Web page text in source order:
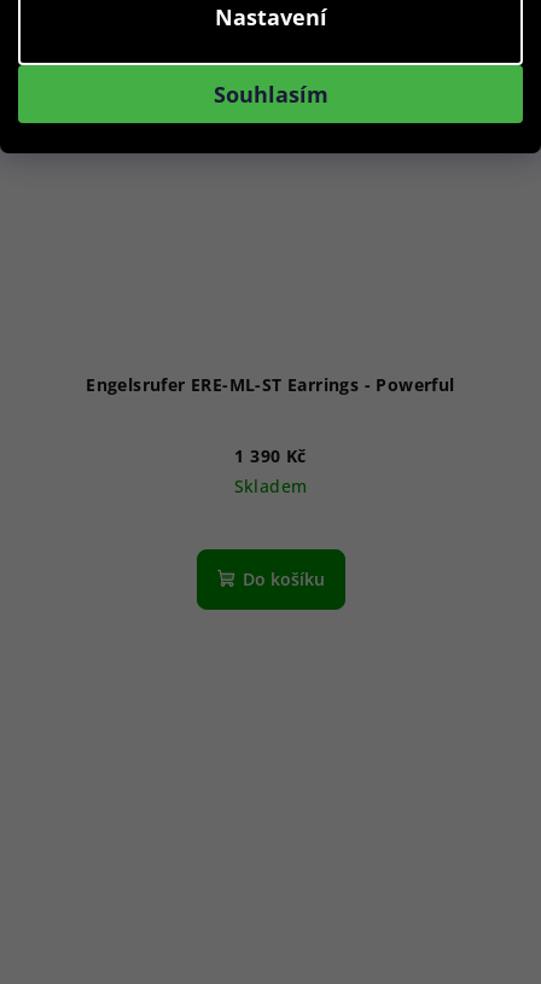
Nastavení
Souhlasím
Engelsrufer ERE-ML-ST Earrings - Powerful
1 390 Kč
Skladem
Do košíku